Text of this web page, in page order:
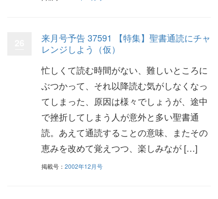
来月号予告 37591 【特集】聖書通読にチャ
レンジしよう（仮）
忙しくて読む時間がない、難しいところに
ぶつかって、それ以降読む気がしなくなっ
てしまった、原因は様々でしょうが、途中
で挫折してしまう人が意外と多い聖書通
読。あえて通読することの意味、またその
恵みを改めて覚えつつ、楽しみなが […]
掲載号： 2002年12月号